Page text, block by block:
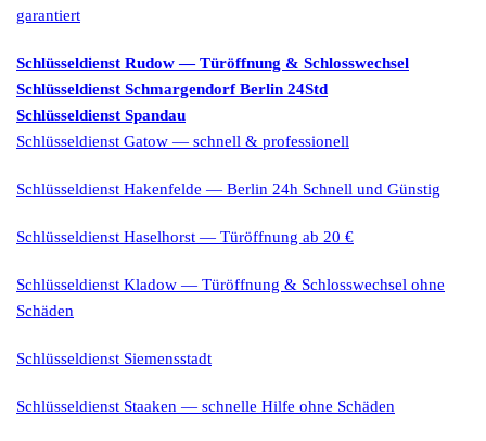
garantiert
Schlüsseldienst Rudow — Türöffnung & Schlosswechsel
Schlüsseldienst Schmargendorf Berlin 24Std
Schlüsseldienst Spandau
Schlüsseldienst Gatow — schnell & professionell
Schlüsseldienst Hakenfelde — Berlin 24h Schnell und Günstig
Schlüsseldienst Haselhorst — Türöffnung ab 20 €
Schlüsseldienst Kladow — Türöffnung & Schlosswechsel ohne
Schäden
Schlüsseldienst Siemensstadt
Schlüsseldienst Staaken — schnelle Hilfe ohne Schäden